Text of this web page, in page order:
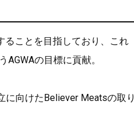
ることを目指しており、これ
の目標に貢献。
向けたBeliever Meatsの取り